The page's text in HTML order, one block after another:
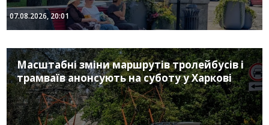
07.08.2026, 20:01
Масштабні зміни маршрутів тролейбусів і
трамваїв анонсують на суботу у Харкові